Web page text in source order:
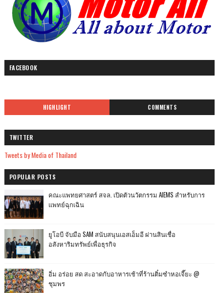
FACEBOOK
HIGHLIGHT COMMENTS
TWITTER
Tweets by Media of Thailand
POPULAR POSTS
คณะแพทยศาสตร์ สจล. เปิดตัวนวัตกรรม AIEMS สำหรับการ
แพทย์ฉุกเฉิน
ยูโอบี จับมือ SAM สนับสนุนเอสเอ็มอี ผ่านสินเชื่อ
อสังหาริมทรัพย์เพื่อธุรกิจ
อิ่ม อร่อย สด สะอาดกับอาหารเช้าที่ร้านติ๋มซำหอเจี๊ยะ @
ชุมพร